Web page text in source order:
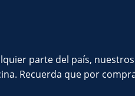
parte del país,
Recuerda que por